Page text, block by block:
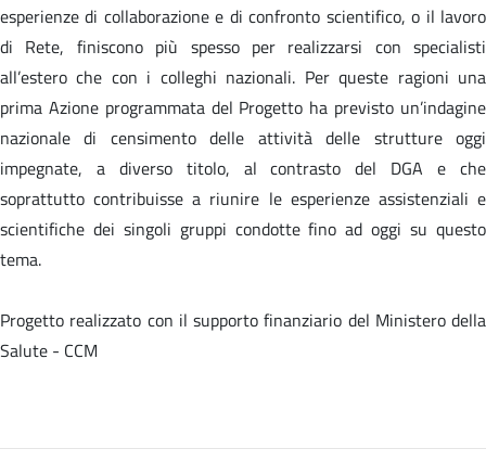
esperienze di collaborazione e di confronto scientifico, o il lavoro
di Rete, finiscono più spesso per realizzarsi con specialisti
all’estero che con i colleghi nazionali. Per queste ragioni una
prima Azione programmata del Progetto ha previsto un’indagine
nazionale di censimento delle attività delle strutture oggi
impegnate, a diverso titolo, al contrasto del DGA e che
soprattutto contribuisse a riunire le esperienze assistenziali e
scientifiche dei singoli gruppi condotte fino ad oggi su questo
tema.
Progetto realizzato con il supporto finanziario del Ministero della
Salute - CCM